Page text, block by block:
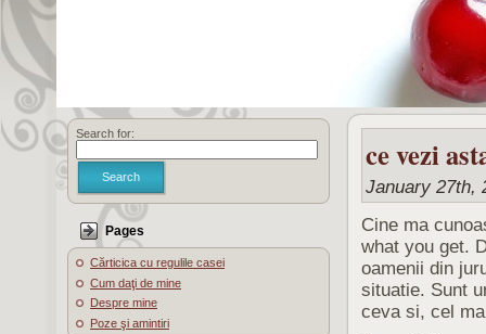
Search for:
Search
Pages
Cărticica cu regulile casei
Cum daţi de mine
Despre mine
Poze şi amintiri
ce vezi
January 27th,
Cine ma
what you get.
oamenii din
situatie. Sunt
ceva si, cel